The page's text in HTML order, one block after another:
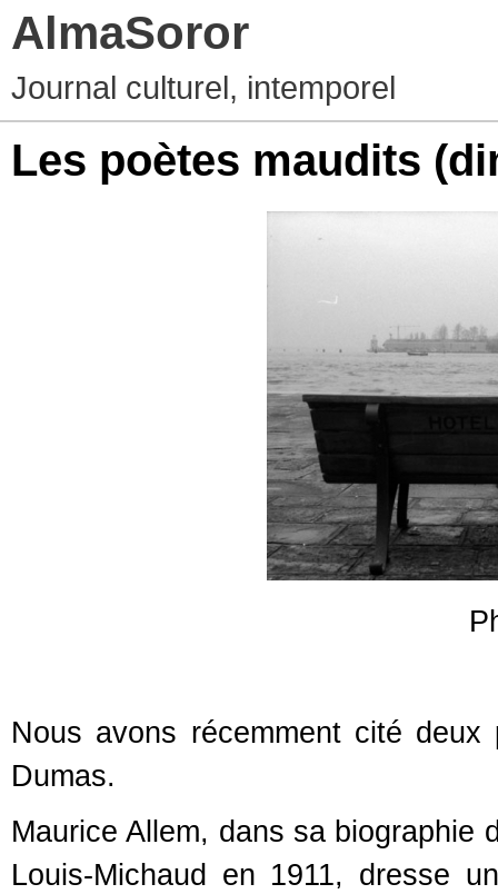
AlmaSoror
Journal culturel, intemporel
Les poètes maudits
Nous avons récemment cité
Dumas.
Maurice Allem, dans sa biographie
Louis-Michaud en 1911, dresse